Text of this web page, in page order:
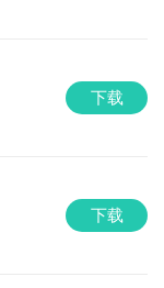
下载
下载